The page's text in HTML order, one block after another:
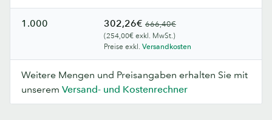
1.000 302,26€ 666,40€
(254,00€ exkl. MwSt.)
Preise exkl. Versandkosten
Weitere Mengen und Preisangaben erhalten Sie mit
unserem Versand- und Kostenrechner